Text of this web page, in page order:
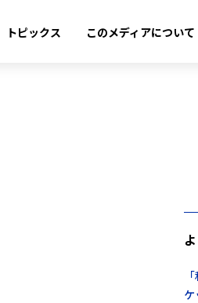
トピックス このメディアについて